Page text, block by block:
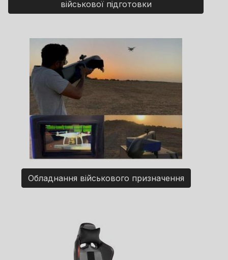
військової підготовки
Обладнання військового призначення